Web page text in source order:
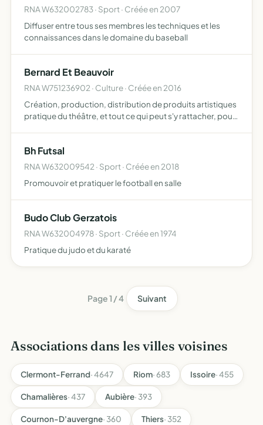
RNA W632002783 · Sport · Créée en 2007
Diffuser entre tous ses membres les techniques et les
connaissances dans le domaine du baseball
Bernard Et Beauvoir
RNA W751236902 · Culture · Créée en 2016
Création, production, distribution de produits artistiques
pratique du théâtre, et tout ce qui peut s'y rattacher, pour
Bh Futsal
RNA W632009542 · Sport · Créée en 2018
Promouvoir et pratiquer le football en salle
Budo Club Gerzatois
RNA W632004978 · Sport · Créée en 1974
Pratique du judo et du karaté
Page 1 / 4 Suivant
Associations dans les villes voisines
Clermont-Ferrand· 4647 Riom· 683 Issoire· 455
Chamalières· 437 Aubière· 393
Cournon-D'auvergne· 360 Thiers· 352